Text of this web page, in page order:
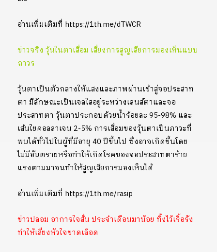
อ่านเพิ่มเติมที่ https://1th.me/dTWCR
ข่าวจริง วุ้นในตาเสื่อม เสี่ยงการสูญเสียการมองเห็นแบบ
ถาวร
วุ้นตาเป็นตัวกลางให้แสงและภาพผ่านเข้าสู่จอประสาท
ตา มีลักษณะเป็นเจลใสอยู่ระหว่างเลนส์ตาและจอ
ประสาทตา วุ้นตาประกอบด้วยน้ำร้อยละ 95-98% และ
เส้นใยคอลลาเจน 2-5% การเสื่อมของวุ้นตาเป็นภาวะที่
พบได้ทั่วไปในผู้ที่มีอายุ 40 ปีขึ้นไป ซึ่งอาจเกิดขึ้นโดย
ไม่มีอันตรายหรือทำให้เกิดโรคของจอประสาทตาร้าย
แรงตามมาจนทำให้สูญเสียการมองเห็นได้
อ่านเพิ่มเติมที่ https://1th.me/rasip
ข่าวปลอม อาการใจสั่น ประจำเดือนมาน้อย ทิ้งไว้เรื้อรัง
ทำให้เสี่ยงหัวใจขาดเลือด